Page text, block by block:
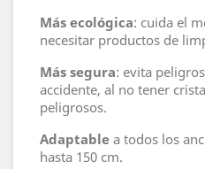
Más ecológica: cuida el
necesitar productos de
Más segura: evita
accidente, al no tener
peligrosos.
Adaptable a todos los
hasta 150 cm.